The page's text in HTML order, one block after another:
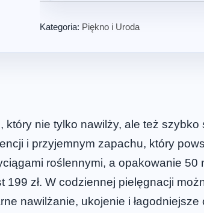
Kategoria: Piękno i Uroda
nie tylko nawilży, ale też szybko
i przyjemnym zapachu, który
roślennymi, a opakowanie
zł. W codziennej pielęgnacji
nawilżanie, ukojenie i